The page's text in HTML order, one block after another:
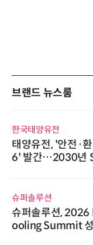
브랜드 뉴스룸
한국태양유전
태양유전, '안전·
6' 발간…2030년
슈퍼솔루션
슈퍼솔루션,
ooling Summit